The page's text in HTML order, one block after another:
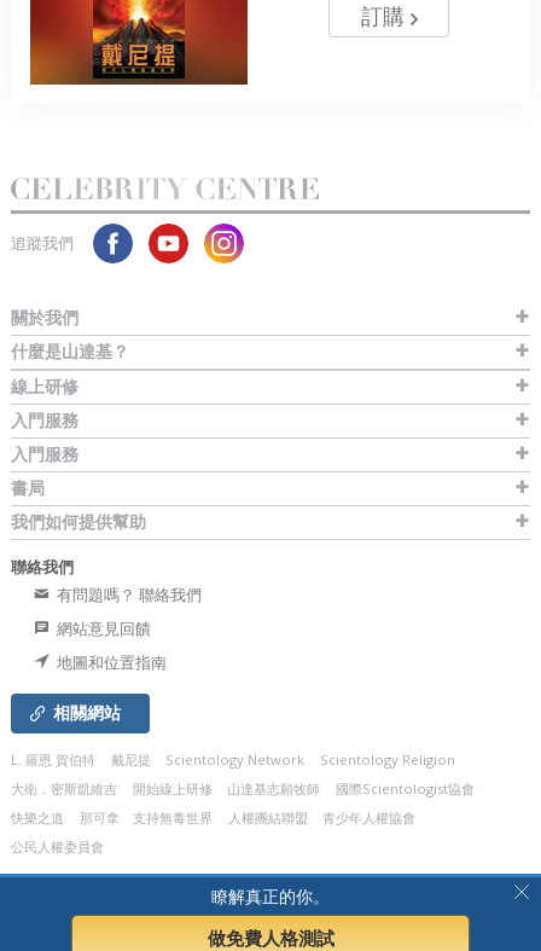
瞭解真正的你。
做免費人格測試
訂購
追蹤我們
關於我們
什麼是山達基？
線上研修
入門服務
入門服務
書局
我們如何提供幫助
聯絡我們
有問題嗎？ 聯絡我們
網站意見回饋
地圖和位置指南
相關網站
L. 羅恩 賀伯特 戴尼提 Scientology Network
Scientology Religion
大衛．密斯凱維吉
開始線上研修 山達基志願牧師
國際Scientologist協會
快樂之道
那可拿 支持無毒世界 人權團結聯盟
青少年人權協會
公民人權委員會
Church of Scientology Celebrity Centre International.
使用條款•法律聲明